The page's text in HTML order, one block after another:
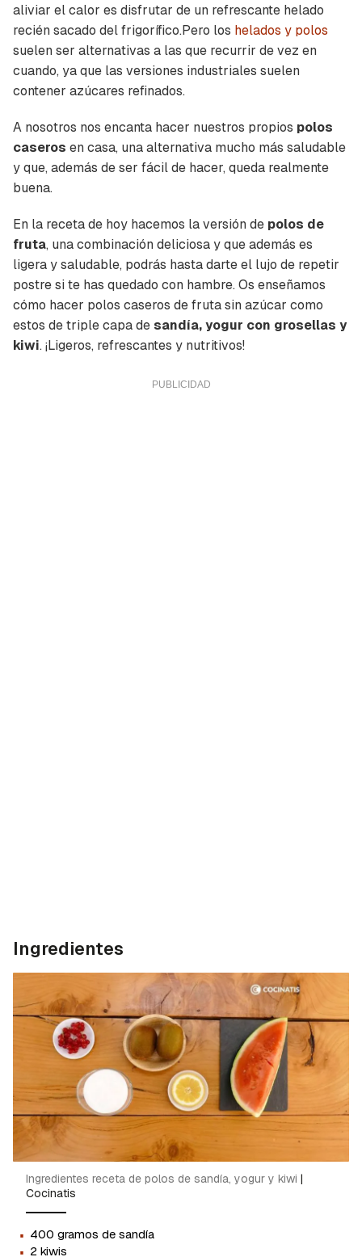
aliviar el calor es disfrutar de un refrescante helado
recién sacado del frigorífico.Pero los helados y polos
suelen ser alternativas a las que recurrir de vez en
cuando, ya que las versiones industriales suelen
contener azúcares refinados.
A nosotros nos encanta hacer nuestros propios polos
caseros en casa, una alternativa mucho más saludable
y que, además de ser fácil de hacer, queda realmente
buena.
En la receta de hoy hacemos la versión de polos de
fruta, una combinación deliciosa y que además es
ligera y saludable, podrás hasta darte el lujo de repetir
postre si te has quedado con hambre. Os enseñamos
cómo hacer polos caseros de fruta sin azúcar como
estos de triple capa de sandía, yogur con grosellas y
kiwi. ¡Ligeros, refrescantes y nutritivos!
Ingredientes
Ingredientes receta de polos de sandía, yogur y kiwi |
Cocinatis
· 400 gramos de sandía
2 kiwis